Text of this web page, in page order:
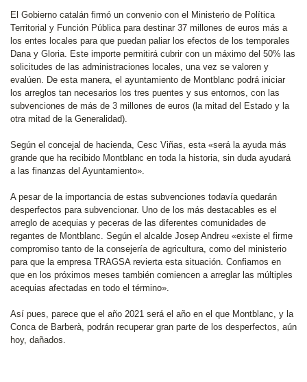
El Gobierno catalán firmó un convenio con el Ministerio de Política
Territorial y Función Pública para destinar 37 millones de euros más a
los entes locales para que puedan paliar los efectos de los temporales
Dana y Gloria. Este importe permitirá cubrir con un máximo del 50% las
solicitudes de las administraciones locales, una vez se valoren y
evalúen. De esta manera, el ayuntamiento de Montblanc podrá iniciar
los arreglos tan necesarios los tres puentes y sus entornos, con las
subvenciones de más de 3 millones de euros (la mitad del Estado y la
otra mitad de la Generalidad).
Según el concejal de hacienda, Cesc Viñas, esta «será la ayuda más
grande que ha recibido Montblanc en toda la historia, sin duda ayudará
a las finanzas del Ayuntamiento».
A pesar de la importancia de estas subvenciones todavía quedarán
desperfectos para subvencionar. Uno de los más destacables es el
arreglo de acequias y peceras de las diferentes comunidades de
regantes de Montblanc. Según el alcalde Josep Andreu «existe el firme
compromiso tanto de la consejería de agricultura, como del ministerio
para que la empresa TRAGSA revierta esta situación. Confiamos en
que en los próximos meses también comiencen a arreglar las múltiples
acequias afectadas en todo el término».
Así pues, parece que el año 2021 será el año en el que Montblanc, y la
Conca de Barberà, podrán recuperar gran parte de los desperfectos, aún
hoy, dañados.